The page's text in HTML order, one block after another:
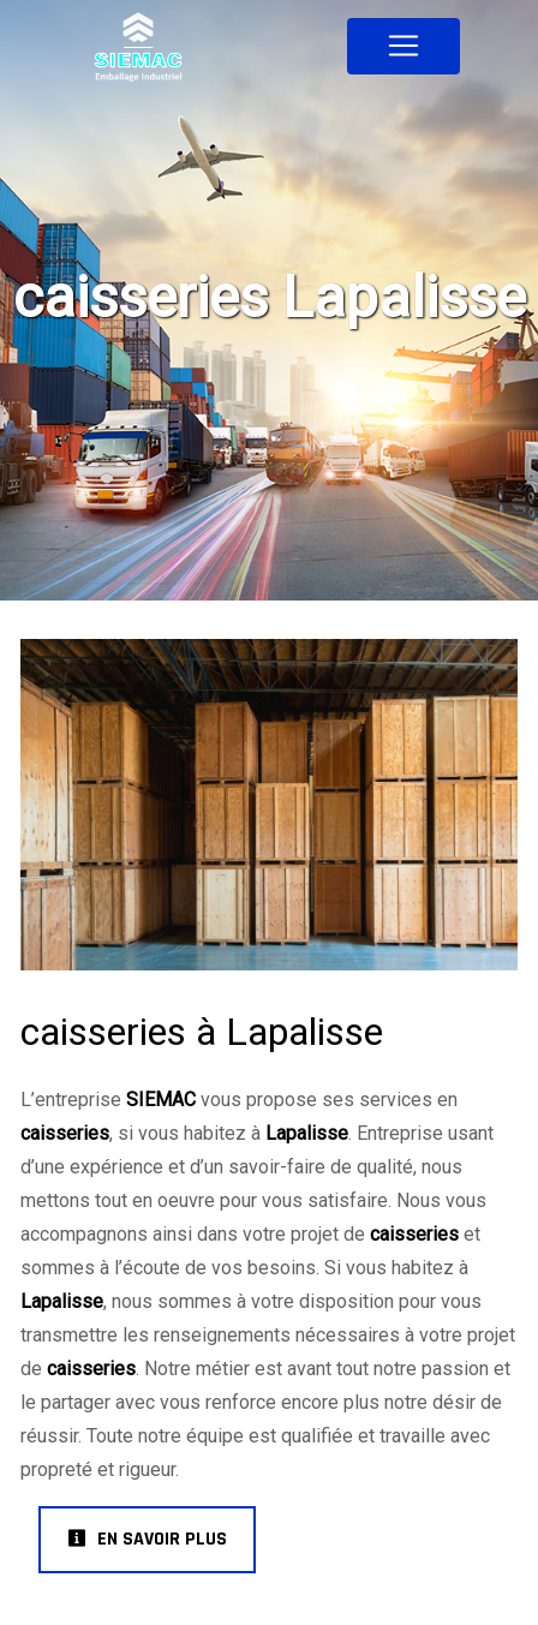
caisseries Lapalisse
caisseries à Lapalisse
L’entreprise SIEMAC vous propose ses services en
caisseries, si vous habitez à Lapalisse. Entreprise usant
d’une expérience et d’un savoir-faire de qualité, nous
mettons tout en oeuvre pour vous satisfaire. Nous vous
accompagnons ainsi dans votre projet de caisseries et
sommes à l’écoute de vos besoins. Si vous habitez à
Lapalisse, nous sommes à votre disposition pour vous
transmettre les renseignements nécessaires à votre projet
de caisseries. Notre métier est avant tout notre passion et
le partager avec vous renforce encore plus notre désir de
réussir. Toute notre équipe est qualifiée et travaille avec
propreté et rigueur.
EN SAVOIR PLUS
Panneau de gestion des cookies